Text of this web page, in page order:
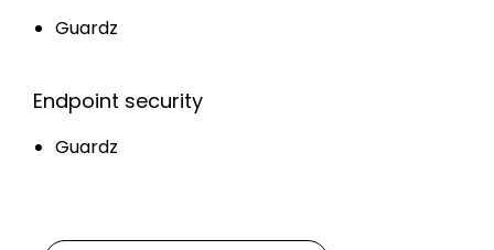
Guardz
Endpoint security
Guardz